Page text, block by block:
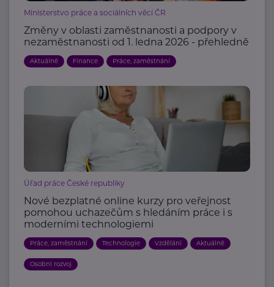
Ministerstvo práce a sociálních věcí ČR
Změny v oblasti zaměstnanosti a podpory v
nezaměstnanosti od 1. ledna 2026 - přehledně
Aktuálně Finance Práce, zaměstnání
Úřad práce České republiky
Nové bezplatné online kurzy pro veřejnost
pomohou uchazečům s hledáním práce i s
moderními technologiemi
Práce, zaměstnání Technologie Vzdělání Aktuálně
Osobní rozvoj